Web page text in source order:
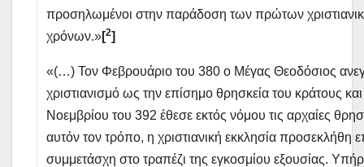
προσηλωμένοι στην παράδοση των πρώτων
χρόνων.»[2]
«(…) Τον Φεβρουάριο του 380 ο Μέγας Θεοδόσιος
χριστιανισμό ως την επίσημο θρησκεία του κράτους
Νοεμβρίου του 392 έθεσε εκτός νόμου τις αρχαίες
αυτόν τον τρόπο, η χριστιανική εκκλησία προσεκλήθη
συμμετάσχη στο τραπέζι της εγκοσμίου εξουσίας.